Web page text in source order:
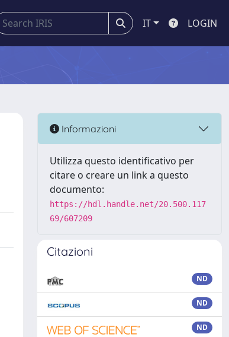
IT LOGIN
Informazioni
Utilizza questo identificativo per
citare o creare un link a questo
documento:
https://hdl.handle.net/20.500.117
69/607209
Citazioni
ND
ND
ND